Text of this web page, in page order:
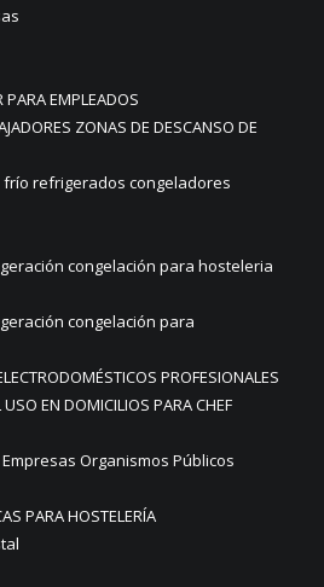
PARA EMPLEADOS
ZONAS DE DESCANSO DE
refrigerados congeladores
congelación para hosteleria
congelación para
PROFESIONALES
EN DOMICILIOS PARA CHEF
Organismos Públicos
PARA HOSTELERÍA